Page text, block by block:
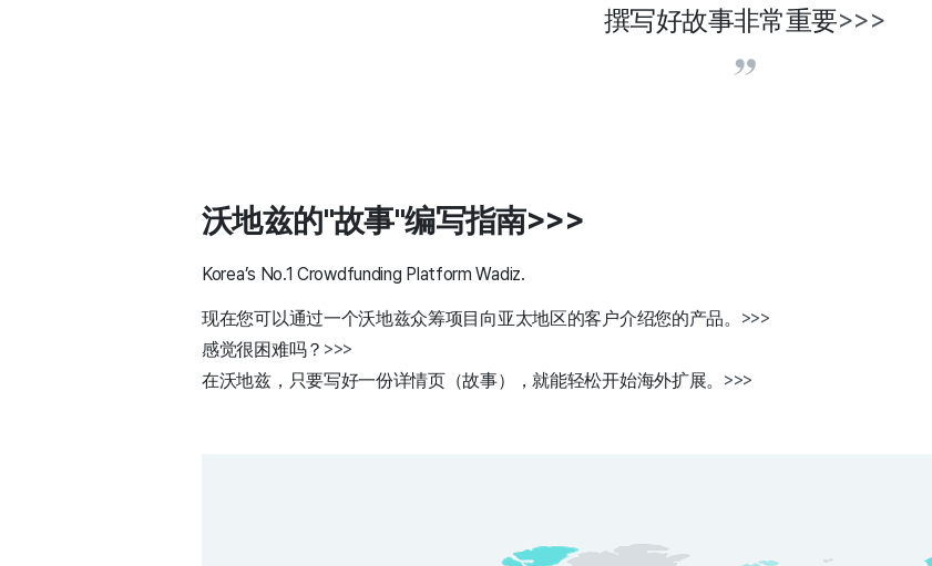
撰写好故事非常重要>>>
沃地兹的"故事"编写指南>>>
Korea’s No.1 Crowdfunding Platform Wadiz.
现在您可以通过一个沃地兹众筹项目向亚太地区的客户介绍您的产品。 >>>
感觉很困难吗？ >>>
在沃地兹，只要写好一份详情页（故事），就能轻松开始海外扩展。 >>>